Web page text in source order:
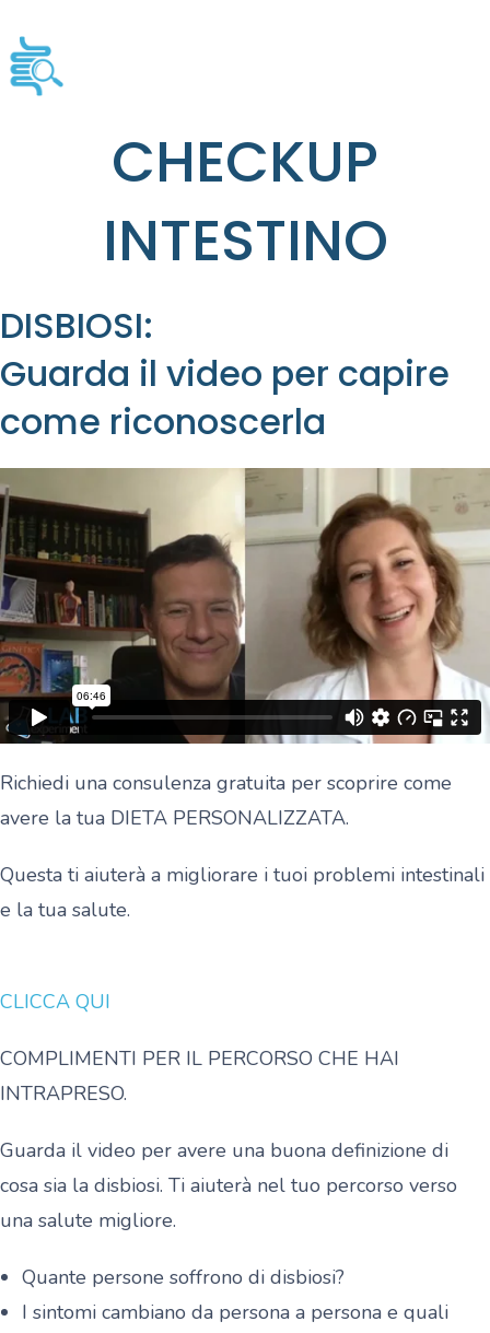
CHECKUP
INTESTINO
DISBIOSI:
Guarda il video per capire
come riconoscerla
Richiedi una consulenza gratuita per scoprire come
avere la tua DIETA PERSONALIZZATA.
Questa ti aiuterà a migliorare i tuoi problemi intestinali
e la tua salute.
CLICCA QUI
COMPLIMENTI PER IL PERCORSO CHE HAI
INTRAPRESO.
Guarda il video per avere una buona definizione di
cosa sia la disbiosi. Ti aiuterà nel tuo percorso verso
una salute migliore.
Quante persone soffrono di disbiosi?
I sintomi cambiano da persona a persona e quali